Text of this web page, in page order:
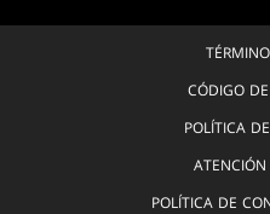
CÓDIGO
POLÍTICA
POLÍTICA DE